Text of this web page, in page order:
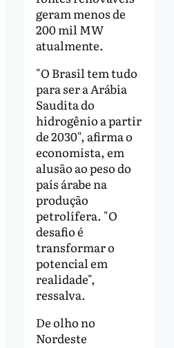
geram menos de
200 mil MW
atualmente.
"O Brasil tem tudo
para ser a Arábia
Saudita do
hidrogênio a partir
de 2030", afirma o
economista, em
alusão ao peso do
país árabe na
produção
petrolífera. "O
desafio é
transformar o
potencial em
realidade",
ressalva.
De olho no
Nordeste